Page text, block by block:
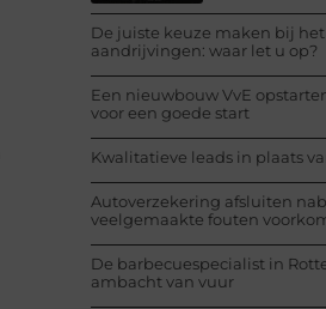
De juiste keuze maken bij
aandrijvingen: waar let u op?
Een nieuwbouw VvE
voor een goede start
Kwalitatieve leads in plaats
Autoverzekering afsluiten
veelgemaakte fouten
De barbecuespecialist in
ambacht van vuur